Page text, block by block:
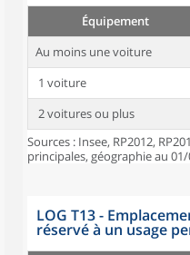
Équipement
Au moins une voiture
1 voiture
2 voitures ou plus
Sources : Insee, RP2012,
principales, géographie au
LOG T13 -
réservé à un usage